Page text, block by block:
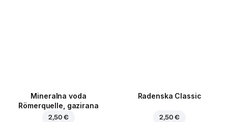
Mineralna voda
Römerquelle, gazirana
2,50 €
Radenska Classic
2,50 €